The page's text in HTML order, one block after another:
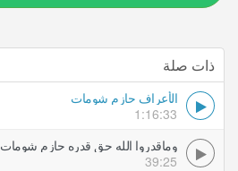
ذات صلة
الأعراف حازم شومات
1:16:33
وماقدروا الله حق قدره حازم شومات
39:25